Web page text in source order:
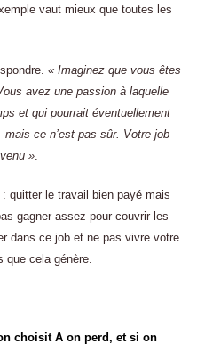
vaut mieux que toutes les
« Imaginez que vous êtes
avez une passion à laquelle
et qui pourrait éventuellement
ce n’est pas sûr. Votre job
».
quitter le travail bien payé mais
gagner assez pour couvrir les
dans ce job et ne pas vivre votre
que cela génère.
choisit A on perd, et si on